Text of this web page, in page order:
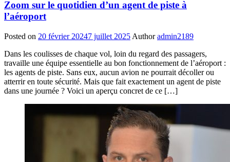
Zoom sur le quotidien d’un agent de piste à
l’aéroport
Posted on 20 février 20247 juillet 2025 Author admin2189
Dans les coulisses de chaque vol, loin du regard des passagers,
travaille une équipe essentielle au bon fonctionnement de l’aéroport :
les agents de piste. Sans eux, aucun avion ne pourrait décoller ou
atterrir en toute sécurité. Mais que fait exactement un agent de piste
dans une journée ? Voici un aperçu concret de ce […]